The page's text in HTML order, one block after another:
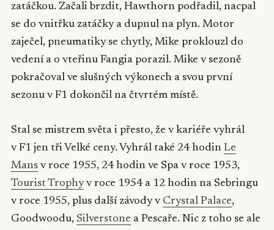
zatáčkou. Začali brzdit, Hawthorn podřadil, nacpal
se do vnitřku zatáčky a dupnul na plyn. Motor
zaječel, pneumatiky se chytly, Mike proklouzl do
vedení a o vteřinu Fangia porazil. Mike v sezoně
pokračoval ve slušných výkonech a svou první
sezonu v F1 dokončil na čtvrtém místě.
Stal se mistrem světa i přesto, že v kariéře vyhrál
v F1 jen tři Velké ceny. Vyhrál také 24 hodin Le
Mans v roce 1955, 24 hodin ve Spa v roce 1953,
Tourist Trophyv roce 1954 a 12 hodin na Sebringu
v roce 1955, plus další závody v Crystal Palace,
Goodwoodu, Silverstone a Pescaře. Nic z toho se ale